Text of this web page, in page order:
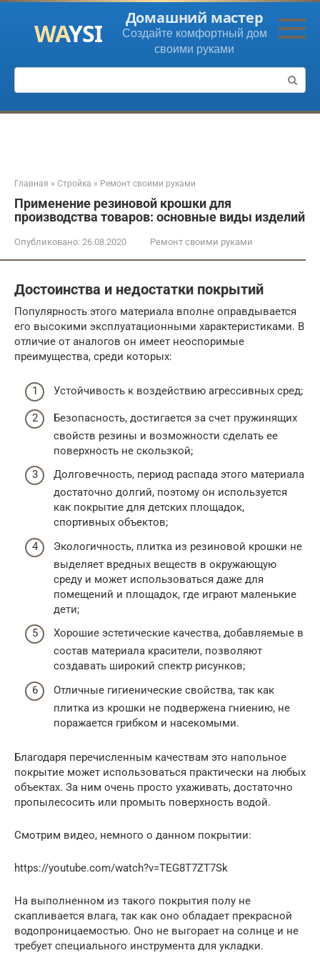
Перейти
контенту
Домашний мастер
Создайте комфортный дом
своими руками
Поиск:
Главная » Стройка » Ремонт своими руками
Применение резиновой крошки для
производства товаров: основные виды изделий
Опубликовано: 26.08.2020 Ремонт своими руками
Достоинства и недостатки покрытий
Популярность этого материала вполне оправдывается
его высокими эксплуатационными характеристиками. В
отличие от аналогов он имеет неоспоримые
преимущества, среди которых:
Устойчивость к воздействию агрессивных сред;
Безопасность, достигается за счет пружинящих
свойств резины и возможности сделать ее
поверхность не скользкой;
Долговечность, период распада этого материала
достаточно долгий, поэтому он используется
как покрытие для детских площадок,
спортивных объектов;
Экологичность, плитка из резиновой крошки не
выделяет вредных веществ в окружающую
среду и может использоваться даже для
помещений и площадок, где играют маленькие
дети;
Хорошие эстетические качества, добавляемые в
состав материала красители, позволяют
создавать широкий спектр рисунков;
Отличные гигиенические свойства, так как
плитка из крошки не подвержена гниению, не
поражается грибком и насекомыми.
Благодаря перечисленным качествам это напольное
покрытие может использоваться практически на любых
объектах. За ним очень просто ухаживать, достаточно
пропылесосить или промыть поверхность водой.
Смотрим видео, немного о данном покрытии:
https://youtube.com/watch?v=TEG8T7ZT7Sk
На выполненном из такого покрытия полу не
скапливается влага, так как оно обладает прекрасной
водопроницаемостью. Оно не выгорает на солнце и не
требует специального инструмента для укладки.